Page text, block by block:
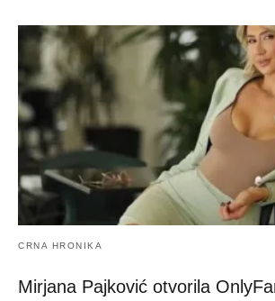
CRNA HRONIKA
Mirjana Pajković otvorila